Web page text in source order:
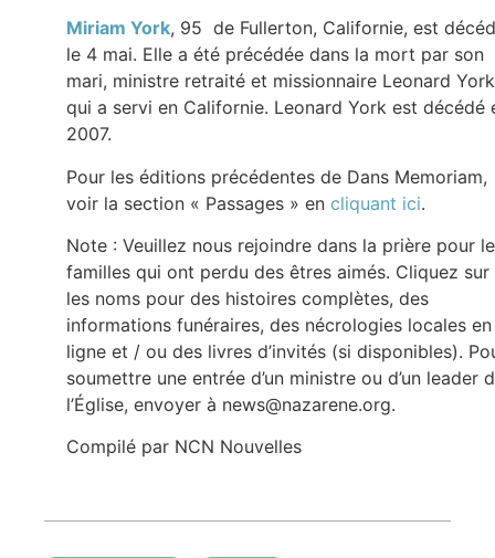
Miriam York, 95 de Fullerton, Californie, est
le 4 mai. Elle a été précédée dans la mort par son
mari, ministre retraité et missionnaire Leonard
qui a servi en Californie. Leonard York est décédé
2007.
Pour les éditions précédentes de Dans Memoriam,
voir la section « Passages » en cliquant ici.
Note : Veuillez nous rejoindre dans la prière pour
familles qui ont perdu des êtres aimés. Cliquez sur
les noms pour des histoires complètes, des
informations funéraires, des nécrologies locales en
ligne et / ou des livres d’invités (si disponibles).
soumettre une entrée d’un ministre ou d’un leader
l’Église, envoyer à news@nazarene.org.
Compilé par NCN Nouvelles